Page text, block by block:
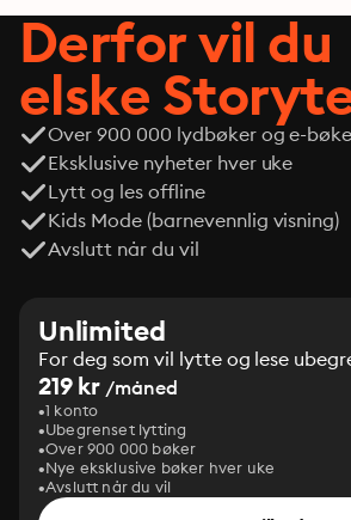
Derfor vil du
elske
Over 900 000 lydbøker og e-
Eksklusive nyheter hver uke
Lytt og les offline
Kids Mode (barnevennlig visning)
Avslutt når du vil
Unlimited
For deg som vil lytte og lese
219 kr /måned
1 konto
Ubegrenset lytting
Over 900 000 bøker
Nye eksklusive bøker hver uke
Avslutt når du vil